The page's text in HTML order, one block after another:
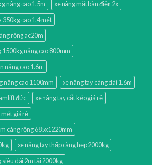
nâng cao 1.5m
xe nâng mặt bàn điện 2x
350kg cao 1.4 mét
rộng ac20m
1500kg nâng cao 800mm
nâng cao 1.6m
nâng cao 1100mm
xe nâng tay càng dài 1.6m
đức
xe nâng tay cắt kéo giá rẻ
mét giá rẻ
càng rộng 685x1220mm
xe nâng tay thấp càng hẹp 2000kg
siêu dài 2m tải 2000kg